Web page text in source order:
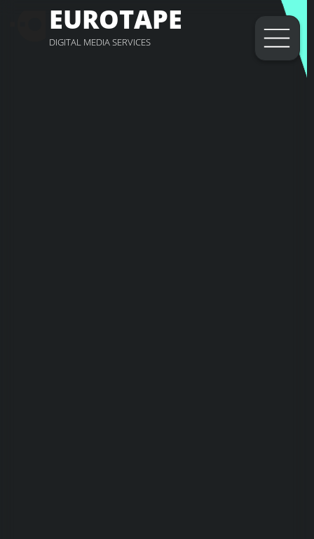
DIGITAL MEDIA SERVICES
EUROTAPE